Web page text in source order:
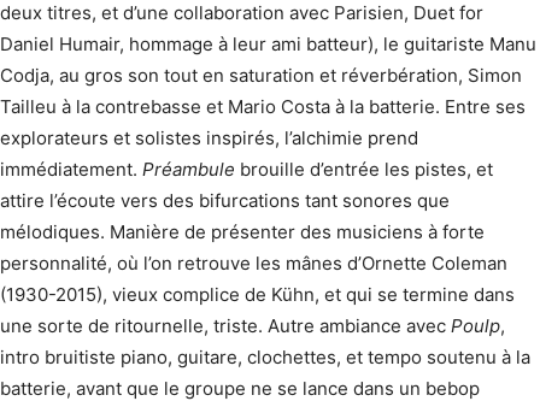
deux titres, et d’une collaboration avec Parisien, Duet for
Daniel Humair, hommage à leur ami batteur), le guitariste Manu
Codja, au gros son tout en saturation et réverbération, Simon
Tailleu à la contrebasse et Mario Costa à la batterie. Entre ses
explorateurs et solistes inspirés, l’alchimie prend
immédiatement. Préambule brouille d’entrée les pistes, et
attire l’écoute vers des bifurcations tant sonores que
mélodiques. Manière de présenter des musiciens à forte
personnalité, où l’on retrouve les mânes d’Ornette Coleman
(1930-2015), vieux complice de Kühn, et qui se termine dans
une sorte de ritournelle, triste. Autre ambiance avec Poulp,
intro bruitiste piano, guitare, clochettes, et tempo soutenu à la
batterie, avant que le groupe ne se lance dans un bebop